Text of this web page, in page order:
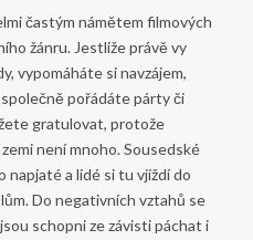
častým námětem filmových
žánru. Jestliže právě vy
vypomáháte si navzájem,
pořádáte párty či
gratulovat, protože
není mnoho.Sousedské
napjaté a lidé si tu vjíždí do
Do negativních vztahů se
schopni ze závisti páchat i